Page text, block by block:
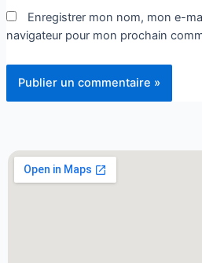
Enregistrer mon nom, mon e-
navigateur pour mon prochain